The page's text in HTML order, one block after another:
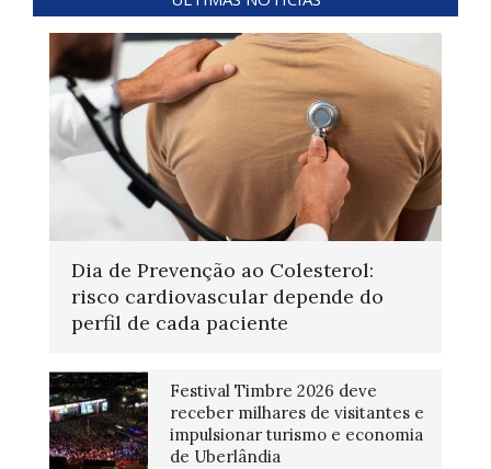
Dia de Prevenção ao Colesterol:
risco cardiovascular depende do
perfil de cada paciente
Festival Timbre 2026 deve
receber milhares de visitantes e
impulsionar turismo e economia
de Uberlândia